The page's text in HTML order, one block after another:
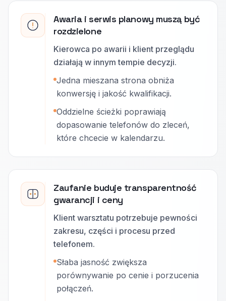
Awaria i serwis planowy muszą być
rozdzielone
Kierowca po awarii i klient przeglądu
działają w innym tempie decyzji.
Jedna mieszana strona obniża
konwersję i jakość kwalifikacji.
Oddzielne ścieżki poprawiają
dopasowanie telefonów do zleceń,
które chcecie w kalendarzu.
Zaufanie buduje transparentność
gwarancji i ceny
Klient warsztatu potrzebuje pewności
zakresu, części i procesu przed
telefonem.
Słaba jasność zwiększa
porównywanie po cenie i porzucenia
połączeń.